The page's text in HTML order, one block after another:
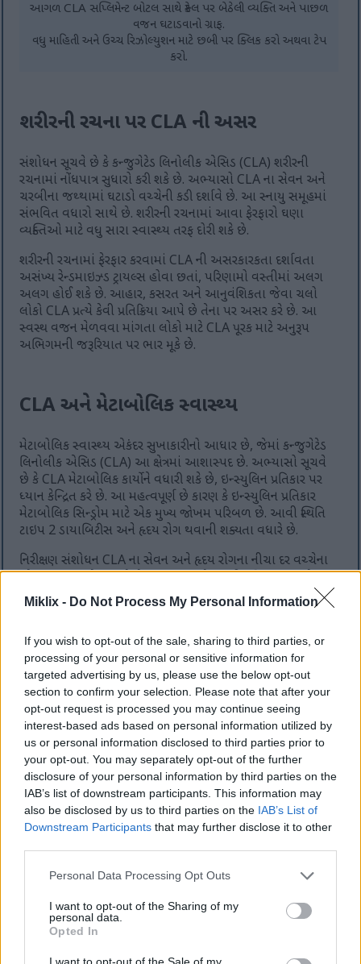
Miklix - Do Not Process My Personal Information
If you wish to opt-out of the sale, sharing to third parties, or
processing of your personal or sensitive information for
targeted advertising by us, please use the below opt-out
section to confirm your selection. Please note that after your
opt-out request is processed you may continue seeing
interest-based ads based on personal information utilized by
us or personal information disclosed to third parties prior to
your opt-out. You may separately opt-out of the further
disclosure of your personal information by third parties on the
IAB’s list of downstream participants. This information may
also be disclosed by us to third parties on the IAB’s List of
Downstream Participants that may further disclose it to other
Please note that this website/app uses one or more Google
not limited to your visit or usage behaviour. You may click to
grant or deny consent to Google and its third-party tags to
use your data for below specified purposes in below Google
consent section.
Personal Data Processing Opt Outs
I want to opt-out of the Sharing of my
personal data.
Opted In
I want to opt-out of the Sale of my
આગળ CLA સપ્લિમેન્ટ બોટલ સાથે સ્કેલ પર બેઠેલી વ્યક્તિ અને પાછળ
વજન ઘટાડવાનો ગ્રાફ.
વધુ માહિતી અને ઉચ્ચ રિઝોલ્યુશન માટે છબી પર ક્લિક કરો અથવા ટેપ
કરો.
શરીરની રચના પર CLA ની અસર
સંશોધન સૂચવે છે કે કન્જુગેટેડ લિનોલીક એસિડ (CLA) શરીરની
રચનામાં નોંધપાત્ર સુધારો કરી શકે છે. અભ્યાસો CLA ના સેવન અને
ચરબીના જથ્થામાં ઘટાડો વચ્ચેની કડી દર્શાવે છે. આ સ્નાયુ સમૂહમાં
સંભવિત વધારો સાથે છે. શરીરની રચનામાં આવા ફેરફારો ઘણા
વ્યક્તિઓ માટે વધુ સારા સ્વાસ્થ્ય તરફ દોરી શકે છે.
શરીરની રચનામાં ફેરફાર કરવામાં CLA ની અસરકારકતા દર્શાવતા
અસંખ્ય રેન્ડમાઇઝ્ડ ટ્રાયલ્સ હોવા છતાં, પરિણામો વસ્તીમાં અલગ
અલગ હોઈ શકે છે. આહાર, કસરત અને આનુવંશિકતા જેવા ચલો
લોકો CLA પ્રત્યે કેવી પ્રતિક્રિયા આપે છે તેના પર અસર કરે છે. આ
સ્વસ્થ વજન મેળવવા માંગતા લોકો માટે CLA પૂરક માટે અનુરૂપ
અભિગમની જરૂરિયાત પર ભાર મૂકે છે.
CLA અને મેટાબોલિક સ્વાસ્થ્ય
મેટાબોલિક સ્વાસ્થ્ય એકંદર સુખાકારીનો આધાર છે, જેમાં કન્જુગેટેડ
લિનોલીક એસિડ (CLA) આ ક્ષેત્રમાં આશાસ્પદ છે. અભ્યાસો સૂચવે
છે કે CLA મેટાબોલિક કાર્યોને વધારી શકે છે, ઇન્સ્યુલિન પ્રતિકાર પર
ધ્યાન કેન્દ્રિત કરે છે. આ મહત્વપૂર્ણ છે કારણ કે ઇન્સ્યુલિન પ્રતિકાર
મેટાબોલિક સિન્ડ્રોમ માટે એક મુખ્ય જોખમ પરિબળ છે. આવી સ્થિતિ
ટાઇપ 2 ડાયાબિટીસ અને હૃદય રોગ થવાની શક્યતા વધારે છે.
નિરીક્ષણ સંશોધન CLA ના સેવન અને હૃદય રોગના નીચા દર વચ્ચેના
સંશોધનની જરૂર છે. મેટાબોલિક સ્વાસ્થ્ય પર CLA ની અસરની
વિશિષ્ટતાઓમાં ઊંડાણપૂર્વક તપાસ કરવાથી મેટાબોલિક સિન્ડ્રોમ
CLA ના વધારાના સ્વાસ્થ્ય લાભો
કન્જુગેટેડ લિનોલીક એસિડ (CLA) ફક્ત વજન નિયંત્રણ લાભો કરતાં
વધુ પ્રદાન કરે છે. તે કેન્સર નિવારણ, રોગપ્રતિકારક કાર્ય વધારવા અને
બળતરા ઘટાડવામાં પણ ભૂમિકા ભજવે છે. અભ્યાસો સૂચવે છે કે
CLA નું વધુ સેવન સ્તન અને કોલોન કેન્સર જેવા ચોક્કસ કેન્સરનું
જોખમ ઘટાડી શકે છે. આ આ રોગોની ઘટનાઓને નોંધપાત્ર રીતે ઘટાડી
શકે છે.
છે. તે એકંદર આરોગ્ય અને સુખાકારીમાં વધારો કરે છે, જે CLA ના
CLA ના બળતરા વિરોધી ગુણધર્મો પણ નોંધપાત્ર છે. તે બળતરાને
નિયંત્રિત કરવામાં મદદ કરી શકે છે, જે ઘણી ક્રોનિક પરિસ્થિતિઓ સાથે
જોડાયેલ છે. બળતરા ઘટાડીને, CLA હૃદય રોગ અને ડાયાબિટીસ જેવા